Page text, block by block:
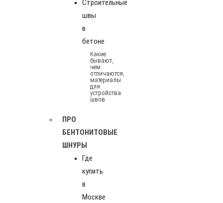
Строительные
швы
в
бетоне
Какие
бывают,
чем
отличаются,
материалы
для
устройства
швов
ПРО
БЕНТОНИТОВЫЕ
ШНУРЫ
Где
купить
в
Москве